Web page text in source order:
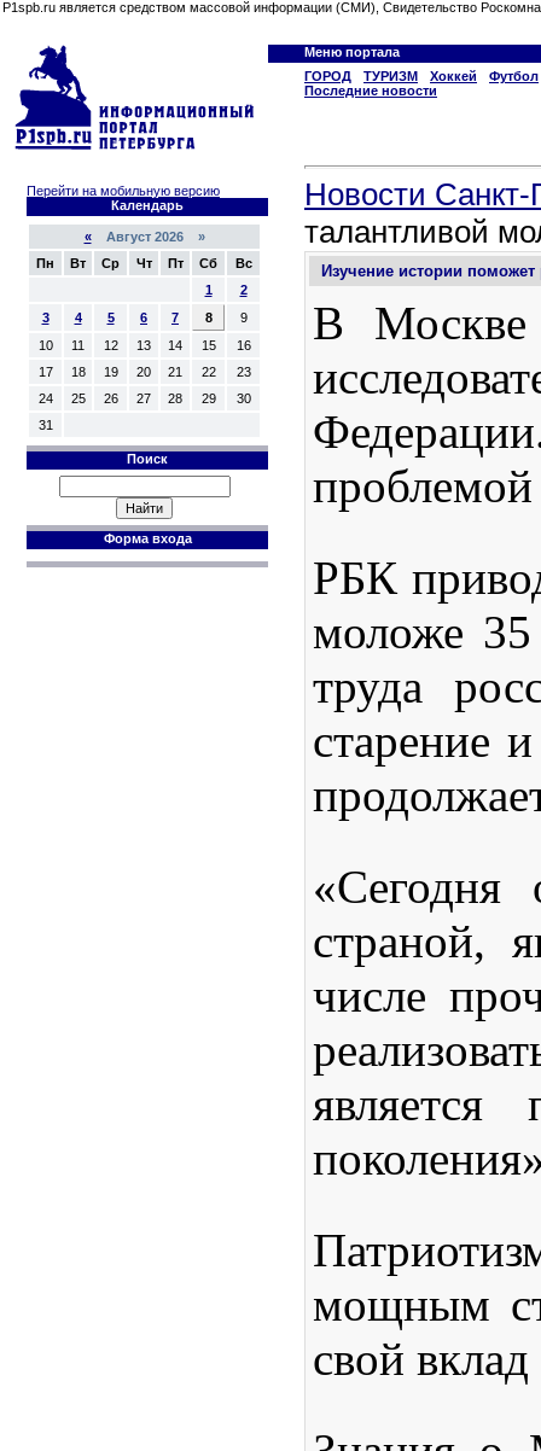
P1spb.ru является средством массовой информации (СМИ), Свидетельство
Меню портала
ГОРОД
ТУРИЗМ Хоккей
Футбол
Последние новости
Перейти на мобильную версию
Календарь
«Август 2026 »
Пн
Вт Ср Чт Пт Сб
Вс
1
2
3
4 5 6 7 8
9
10
11 12 13 14 15
16
17
18 19 20 21 22
23
24
25 26 27 28 29
30
31
Поиск
Форма входа
Новости Санкт-
талантливой
Изучение истории
В Москве
РБК
моложе
труда
старение
«Сегодня
страной,
числе
является
мощным
свой вклад